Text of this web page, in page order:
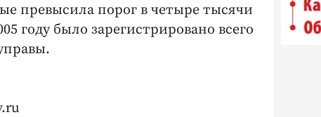
превысила порог в четыре тысячи
году было зарегистрировано всего